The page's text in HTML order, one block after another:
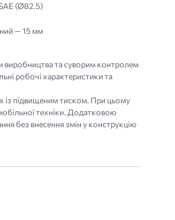
(Ø82.5)
— 15 мм
виробництва та суворим контролем
робочі характеристики та
із підвищеним тиском. При цьому
техніки. Додатковою
без внесення змін у конструкцію